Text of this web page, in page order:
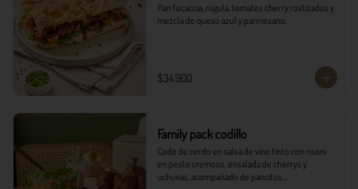
Pan focaccia, rúgula, tomates cherry rostizados y
mezcla de queso azul y parmesano.
$34.900
Family pack codillo
Codo de cerdo en salsa de vino tinto con risoni
en pesto cremoso, ensalada de cherrys y
uchuvas, acompañado de pancitos.​​